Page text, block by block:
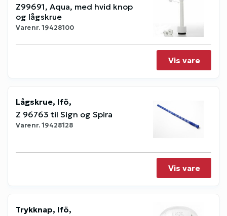
Z99691, Aqua, med hvid knop
og lågskrue
Varenr.19428100
Vis vare
Lågskrue, Ifö,
Z 96763 til Sign og Spira
Varenr.19428128
Vis vare
Trykknap, Ifö,